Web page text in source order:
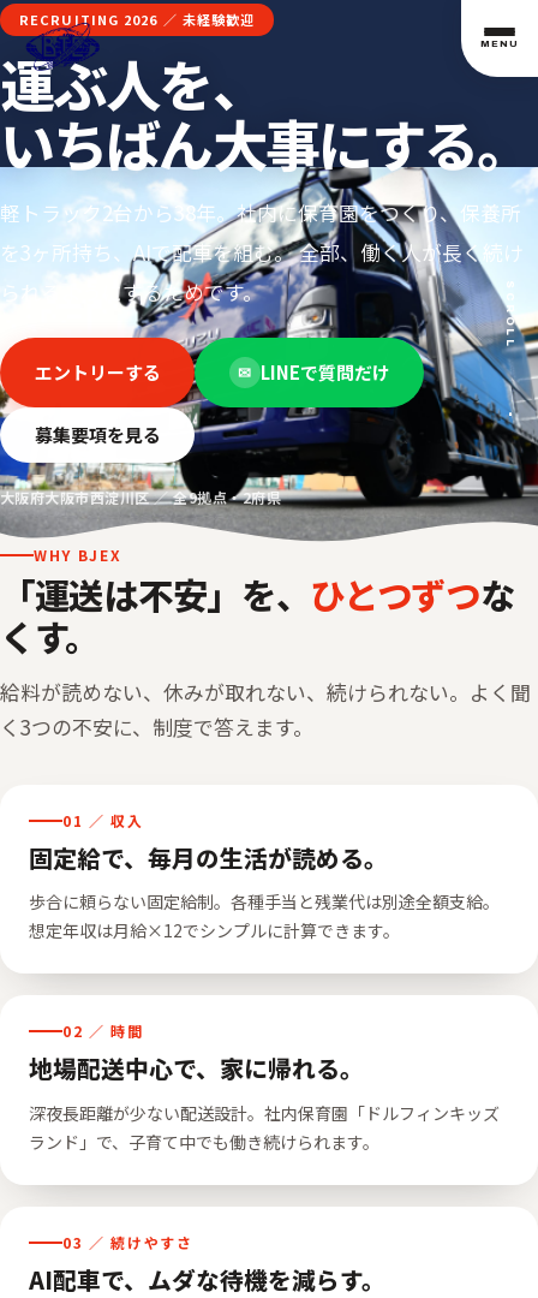
MENU
RECRUITING 2026 ／ 未経験歓迎
運ぶ人を、
いちばん大事にする。
軽トラック2台から38年。社内に保育園をつくり、保養所
を3ヶ所持ち、AIで配車を組む。 全部、働く人が長く続け
られるようにするためです。
エントリーする ✉ LINEで質問だけ
募集要項を見る
大阪府大阪市西淀川区 ／ 全9拠点・2府県
SCROLL
WHY BJEX
「運送は不安」を、 ひとつずつな
くす。
給料が読めない、休みが取れない、続けられない。よく聞
く3つの不安に、制度で答えます。
01 ／ 収入
固定給で、毎月の生活が読める。
歩合に頼らない固定給制。各種手当と残業代は別途全額支給。
想定年収は月給×12でシンプルに計算できます。
02 ／ 時間
地場配送中心で、家に帰れる。
深夜長距離が少ない配送設計。社内保育園「ドルフィンキッズ
ランド」で、子育て中でも働き続けられます。
03 ／ 続けやすさ
AI配車で、ムダな待機を減らす。